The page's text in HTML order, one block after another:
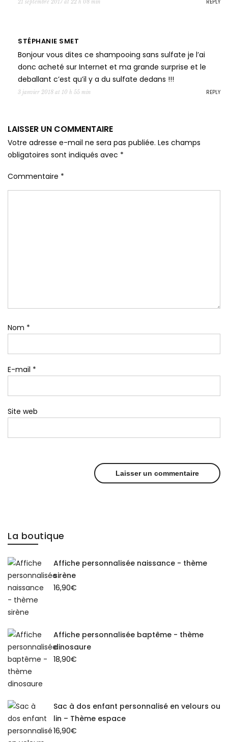
21 septembre 2017 at 22 h 08 min REPLY
STÉPHANIE SMET
Bonjour vous dites ce shampooing sans sulfate je l’ai
donc acheté sur Internet et ma grande surprise et le
deballant c’est qu’il y a du sulfate dedans !!!
3 janvier 2018 at 10 h 55 min REPLY
LAISSER UN COMMENTAIRE
Votre adresse e-mail ne sera pas publiée. Les champs
obligatoires sont indiqués avec *
Commentaire *
Nom *
E-mail *
Site web
La boutique
Affiche personnalisée naissance - thème
sirène
16,90€
Affiche personnalisée baptême - thème
dinosaure
18,90€
Sac à dos enfant personnalisé en velours ou
lin – Thème espace
16,90€